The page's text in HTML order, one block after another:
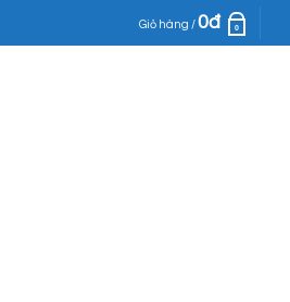
Giỏ hàng /0đ 0